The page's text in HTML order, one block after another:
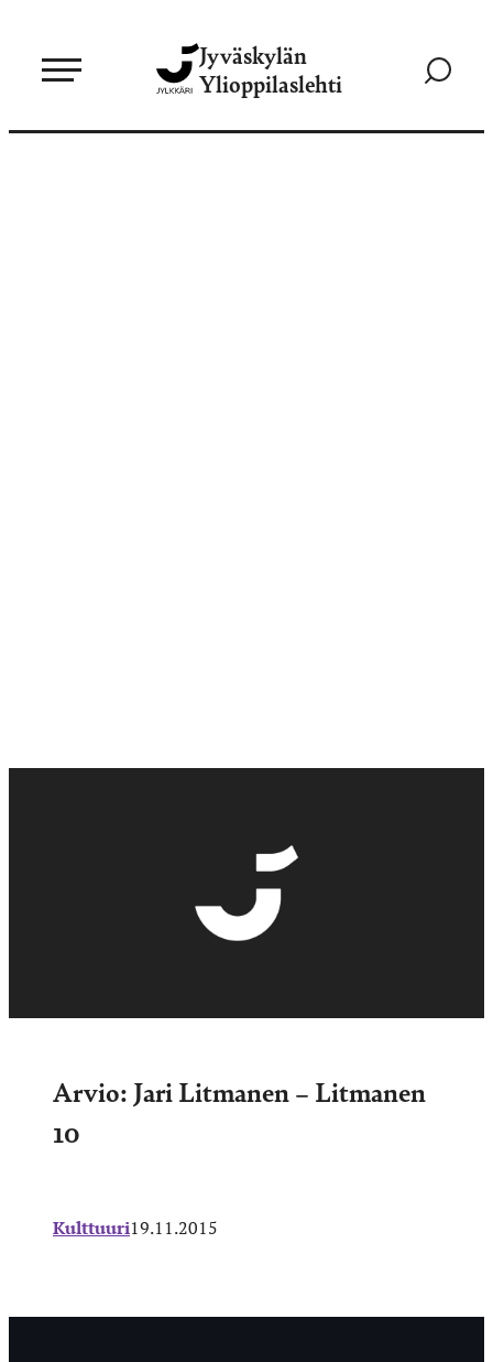
sisältöön
Jyväskylän
Ylioppilaslehti
Siirry
Arvio: Jari Litmanen – Litmanen
10
Kulttuuri19.11.2015